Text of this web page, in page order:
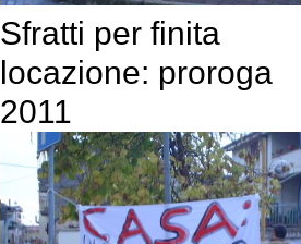
Sfratti per finita
locazione: proroga
2011